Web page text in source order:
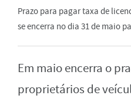
Prazo para pagar taxa de
se encerra no dia 31 de maio
Em maio encerra o
proprietários de